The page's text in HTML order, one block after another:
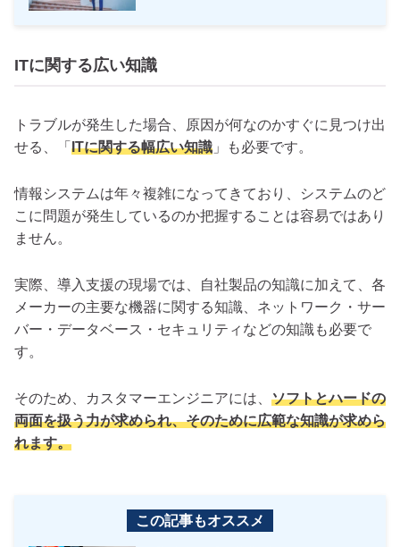
ITに関する広い知識
トラブルが発生した場合、原因が何なのかすぐに見つけ出
せる、「 ITに関する幅広い知識 」も必要です。
情報システムは年々複雑になってきており、システムのど
こに問題が発生しているのか把握することは容易ではあり
ません。
実際、導入支援の現場では、自社製品の知識に加えて、各
メーカーの主要な機器に関する知識、ネットワーク・サー
バー・データベース・セキュリティなどの知識も必要で
す。
そのため、カスタマーエンジニアには、 ソフトとハードの
両面を扱う力が求められ、そのために広範な知識が求めら
れます。
この記事もオススメ